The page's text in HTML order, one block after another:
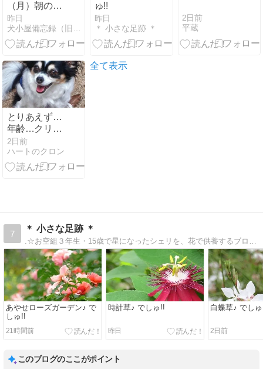
（月）朝のラ
ン活🐕🏃
昨日
ゅ!!
昨日
＊ 小さな足跡 ＊
2日前
平蔵
とりあえず…
年齢…クリ
ア？(゜ロ゜;
2日前
ハートのクロン
全て表示
7
＊ 小さな足跡 ＊
あやせローズガーデン♪ で
しゅ!!
21時間前
時計草♪ でしゅ!!
昨日
白蝶草♪ でし
2日前
このブログのここがポイント